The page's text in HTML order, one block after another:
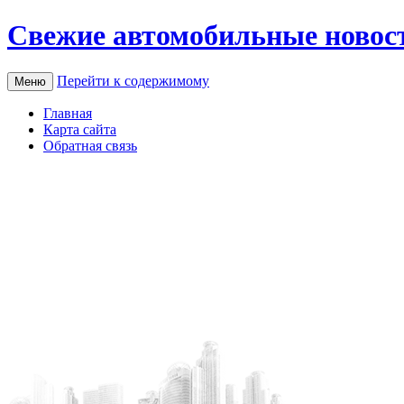
Свежие автомобильные
Меню Перейти к содержимому
Главная
Карта сайта
Обратная связь